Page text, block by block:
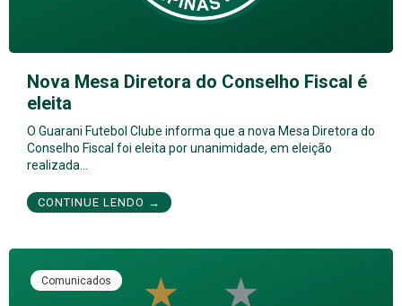
Nova Mesa Diretora do Conselho Fiscal é
eleita
O Guarani Futebol Clube informa que a nova Mesa Diretora do
Conselho Fiscal foi eleita por unanimidade, em eleição
realizada…
CONTINUE LENDO →
Comunicados